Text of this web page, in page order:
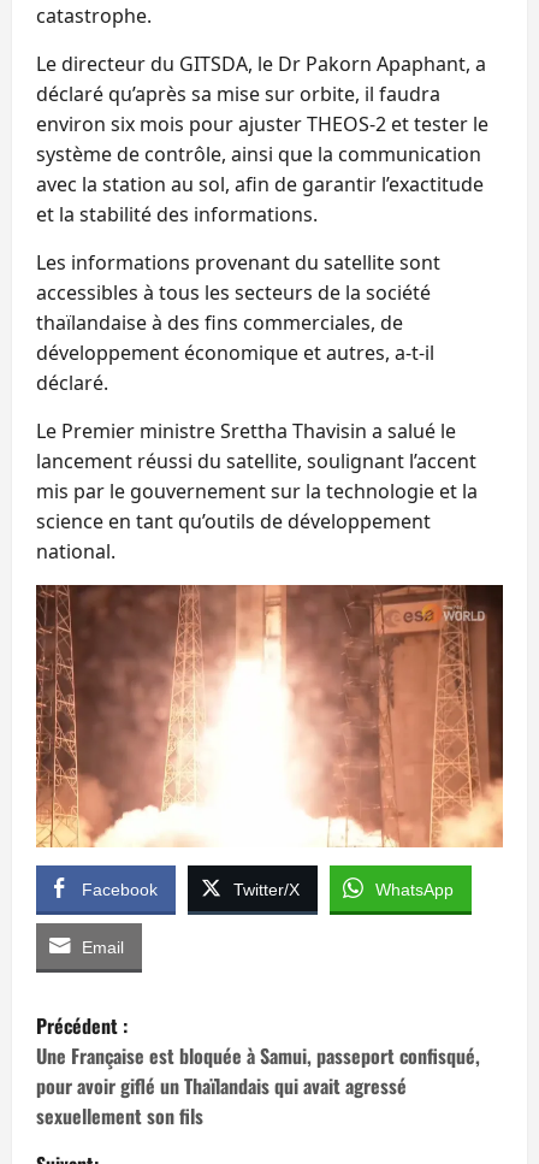
catastrophe.
Le directeur du GITSDA, le Dr Pakorn Apaphant, a
déclaré qu’après sa mise sur orbite, il faudra
environ six mois pour ajuster THEOS-2 et tester le
système de contrôle, ainsi que la communication
avec la station au sol, afin de garantir l’exactitude
et la stabilité des informations.
Les informations provenant du satellite sont
accessibles à tous les secteurs de la société
thaïlandaise à des fins commerciales, de
développement économique et autres, a-t-il
déclaré.
Le Premier ministre Srettha Thavisin a salué le
lancement réussi du satellite, soulignant l’accent
mis par le gouvernement sur la technologie et la
science en tant qu’outils de développement
national.
Facebook Twitter/X WhatsApp
Email
N
a
v
Précédent :
Une Française est bloquée à Samui, passeport confisqué,
pour avoir giflé un Thaïlandais qui avait agressé
sexuellement son fils